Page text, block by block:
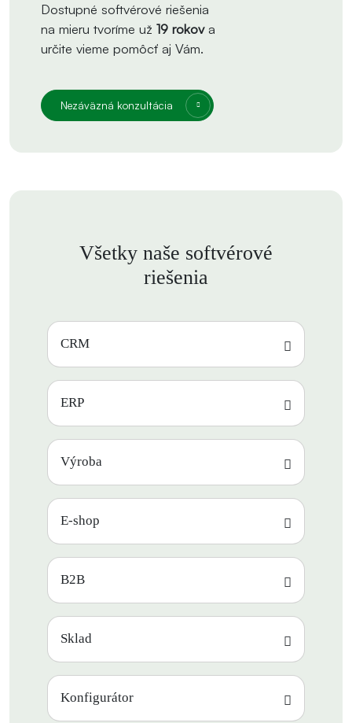
Dostupné softvérové riešenia
na mieru tvoríme už 19 rokova
určite vieme pomôcť aj Vám.
Nezáväzná konzultácia
Všetky naše softvérové
riešenia
CRM
ERP
Výroba
E-shop
B2B
Sklad
Konfigurátor